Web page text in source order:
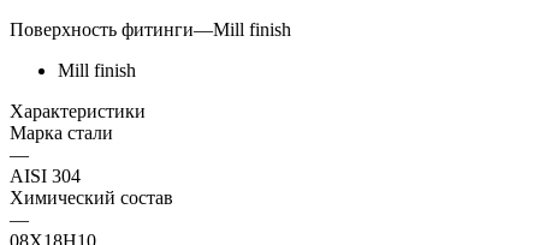
Поверхность фитинги—Mill finish
Mill finish
Характеристики
Марка стали
—
AISI 304
Химический состав
—
08Х18Н10